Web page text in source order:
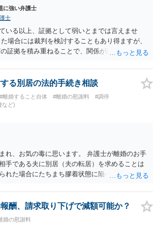
個別に検討することになります。公正証書の他
費の終期についてどのように定められている
定めの有無、「教育費」「進学費用」に関する
確認する必要があると考えられます。
に強い弁護士
士
いる以上、証拠として弱いとまでは言えませ
場合には裁判を検討することもあり得ますが、
証拠を積み重ねることで、関係が認定される余
ので、お早めに弁護士に相談されることをおす
る別居の法的手続き相談
#離婚すること自体 #離婚の慰謝料
#調停
など)
れ、お気の毒に思います。 弁護士が離婚のお手
手である夫に別居（夫の転居）を求めることは
れた場合にたちまち膠着状態に陥ってしまうの
には、ご相談者さまが転居する形で離婚協議等
るを得ないことが圧倒的多数です。
酬、請求取り下げで減額可能か？
婚の慰謝料